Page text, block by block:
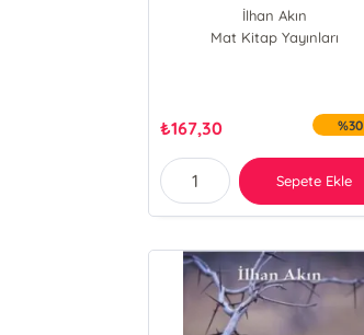
İlhan Akın
Mat Kitap Yayınları
₺167,30 %30
Sepete Ekle